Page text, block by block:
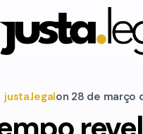
justa.legalon 28 de março